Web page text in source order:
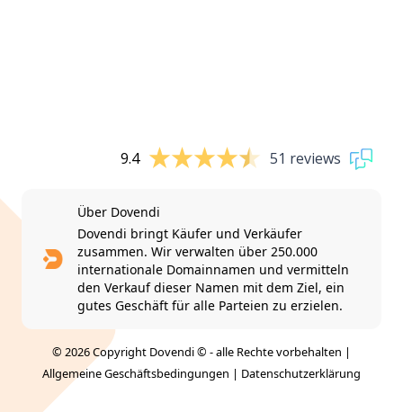
9.4 51 reviews
Über Dovendi
Dovendi bringt Käufer und Verkäufer
zusammen. Wir verwalten über 250.000
internationale Domainnamen und vermitteln
den Verkauf dieser Namen mit dem Ziel, ein
gutes Geschäft für alle Parteien zu erzielen.
© 2026 Copyright Dovendi © - alle Rechte vorbehalten |
Allgemeine Geschäftsbedingungen | Datenschutzerklärung